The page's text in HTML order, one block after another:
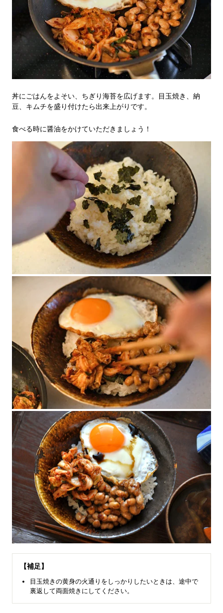
丼にごはんをよそい、ちぎり海苔を広げます。目玉焼き、納
豆、キムチを盛り付けたら出来上がりです。
食べる時に醤油をかけていただきましょう！
【補足】
目玉焼きの黄身の火通りをしっかりしたいときは、途中で
裏返して両面焼きにしてください。